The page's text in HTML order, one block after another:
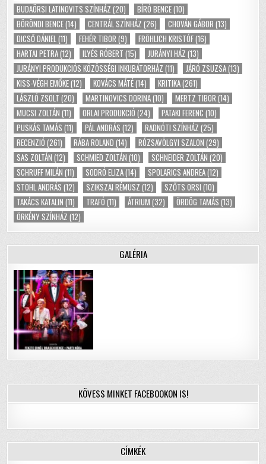
BUDAÖRSI LATINOVITS SZÍNHÁZ (20) BÍRÓ BENCE(10)
BÖRÖNDI BENCE(14) CENTRÁL SZÍNHÁZ (26) CHOVÁN GÁBOR (13)
DICSŐ DÁNIEL(11) FEHÉR TIBOR (9) FRÖHLICH KRISTÓF(16)
HARTAI PETRA(12) ILYÉS RÓBERT (15) JURÁNYI HÁZ (13)
JURÁNYI PRODUKCIÓS KÖZÖSSÉGI INKUBÁTORHÁZ (11) JÁRÓ ZSUZSA(13)
KISS-VÉGH EMŐKE(12) KOVÁCS MÁTÉ(14) KRITIKA(261)
LÁSZLÓ ZSOLT (20) MARTINOVICS DORINA(10) MERTZ TIBOR (14)
MUCSI ZOLTÁN (11) ORLAI PRODUKCIÓ (24) PATAKI FERENC (10)
PUSKÁS TAMÁS (11) PÁL ANDRÁS (12) RADNÓTI SZÍNHÁZ (25)
RECENZIÓ (261) RÁBA ROLAND (14) RÓZSAVÖLGYI SZALON (29)
SAS ZOLTÁN (12) SCHMIED ZOLTÁN (10) SCHNEIDER ZOLTÁN (20)
SCHRUFF MILÁN (11) SODRÓ ELIZA(14) SPOLARICS ANDREA(12)
STOHL ANDRÁS (12) SZIKSZAI RÉMUSZ (12) SZŐTS ORSI (10)
TAKÁCS KATALIN (11) TRAFÓ (11) ÁTRIUM (32) ÖRDÖG TAMÁS (13)
ÖRKÉNY SZÍNHÁZ (12)
GALÉRIA
KÖVESS MINKET FACEBOOKON IS!
CÍMKÉK